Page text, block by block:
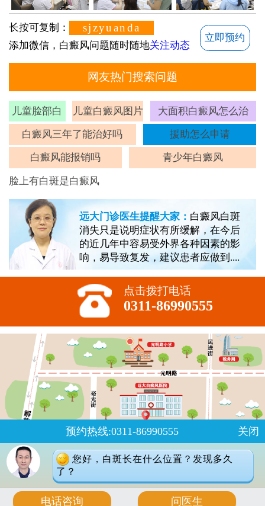
长按可复制： sjzyuanda
添加微信，白癜风问题随时随地关注动态
立即预约
网友热门搜索问题
儿童脸部白
斑
儿童白癜风图片 大面积白癜风怎么治
白癜风三年了能治好吗 援助怎么申请
白癜风能报销吗 青少年白癜风
脸上有白斑是白癜风
远大门诊医生提醒大家： 白癜风白斑
消失只是说明症状有所缓解，在今后
的近几年中容易受外界各种因素的影
响，易导致复发，建议患者应做到....
点击拨打电话
0311-86990555
版权所有:石家庄远大中医皮肤病医院 2023
预约热线:0311-86990555 关闭
您好，白斑长在什么位置？发现多久
了？
电话咨询 问医生